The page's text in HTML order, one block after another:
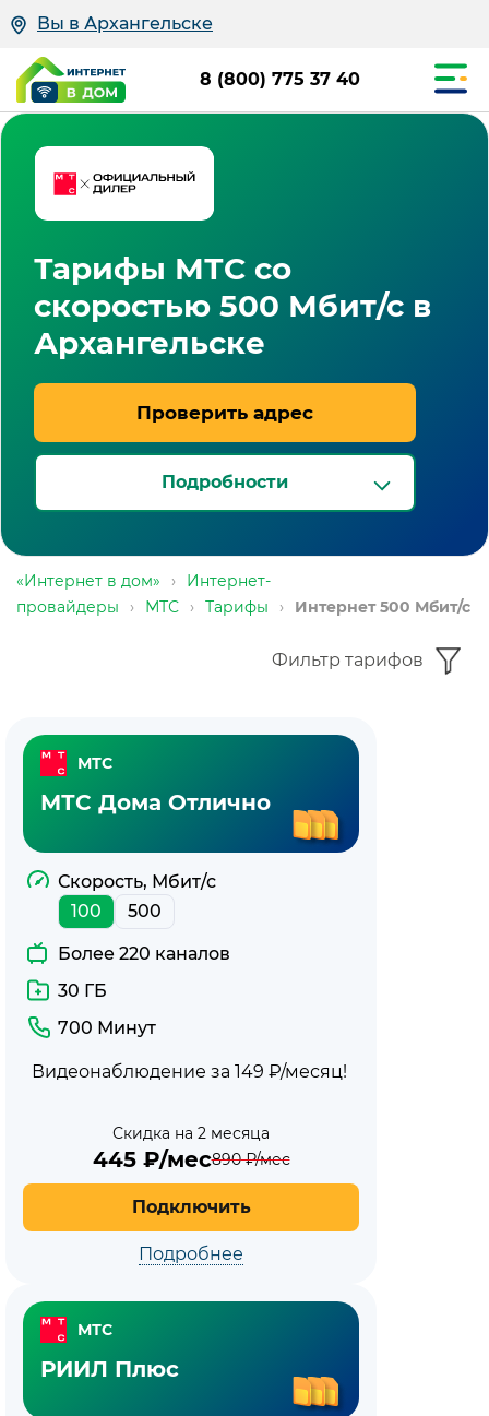
Вы в Архангельске
8 (800) 775 37 40
Тарифы МТС со
скоростью 500 Мбит/с в
Архангельске
Проверить адрес
Подробности
«Интернет в дом» ›
Интернет-
провайдеры
› МТС › Тарифы › Интернет 500 Мбит/с
Фильтр тарифов
Тарифы
интернетом
500
Мбит/
с
МТС
МТС
МТС Дома Отлично
Скорость, Мбит/с
100
500
Более 220 каналов
30 ГБ
700 Минут
Видеонаблюдение за 149 ₽/месяц!
Скидка на 2 месяца
445₽/мес890₽/мес
Подключить
Подробнее
МТС
РИИЛ Плюс